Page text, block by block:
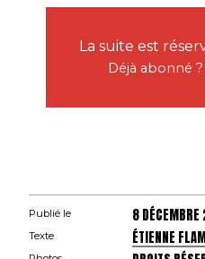
La suite est
Déjà abonné ?
Publié le 8
Texte ÉTIENNE